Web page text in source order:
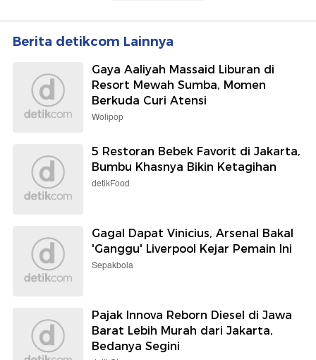
Berita detikcom Lainnya
Gaya Aaliyah Massaid Liburan di
Resort Mewah Sumba, Momen
Berkuda Curi Atensi
Wolipop
5 Restoran Bebek Favorit di Jakarta,
Bumbu Khasnya Bikin Ketagihan
detikFood
Gagal Dapat Vinicius, Arsenal Bakal
'Ganggu' Liverpool Kejar Pemain Ini
Sepakbola
Pajak Innova Reborn Diesel di Jawa
Barat Lebih Murah dari Jakarta,
Bedanya Segini